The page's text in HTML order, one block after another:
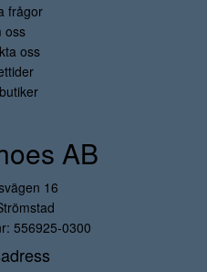
frågor
oss
oss
AB
16
556925-0300